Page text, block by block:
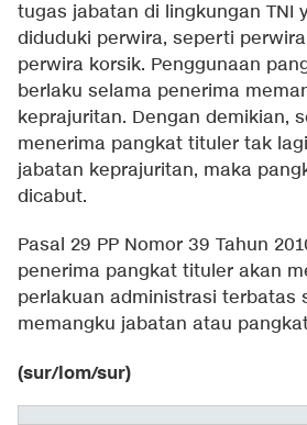
tugas jabatan di lingkungan TNI
diduduki perwira, seperti
perwira korsik. Penggunaan
berlaku selama penerima
keprajuritan. Dengan demikian,
menerima pangkat tituler tak
jabatan keprajuritan, maka
dicabut.
Pasal 29 PP Nomor 39 Tahun
penerima pangkat tituler akan
perlakuan administrasi terbatas
memangku jabatan atau
(sur/lom/sur)